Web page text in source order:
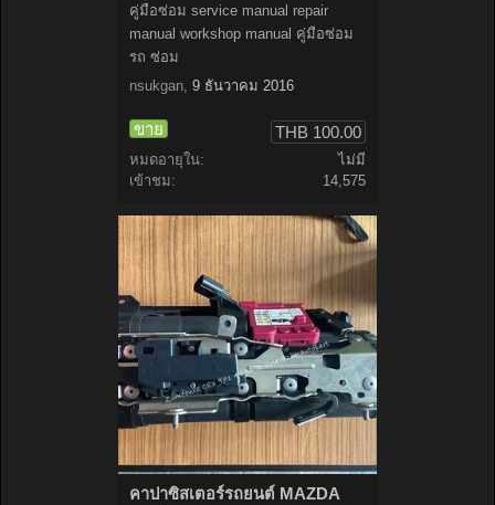
คู่มือซ่อม service manual repair
manual workshop manual คู่มือซ่อม
รถ ซ่อม
nsukgan 9 ธันวาคม 2016
ขาย THB 100.00
หมดอายุใน:
ไม่มี
เข้าชม:
14,575
คาปาซิสเตอร์รถยนต์ MAZDA